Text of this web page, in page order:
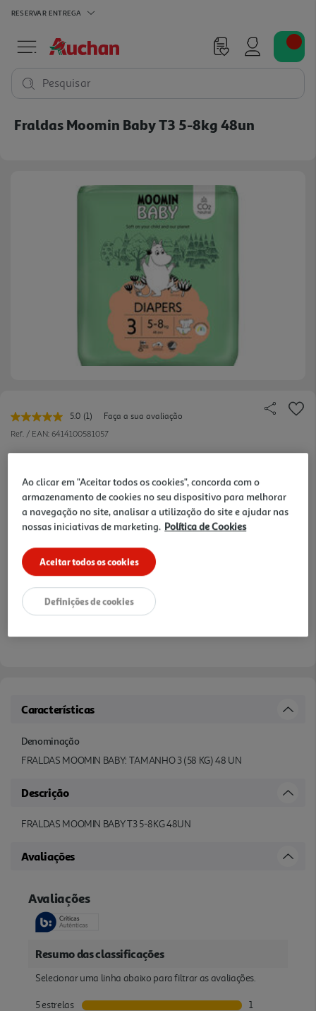
RESERVAR ENTREGA
Pesquisar
Fraldas Moomin Baby T3 5-8kg 48un
5.0 Leu
uma
Link
a
mesma
página.
(1)
Faça a sua avaliação
Ref. / EAN: 6414100581057
16,99 €
Notas de preparação
Características
Denominação
FRALDAS MOOMIN BABY: TAMANHO 3 (58 KG) 48 UN
Descrição
FRALDAS MOOMIN BABY T3 5-8KG 48UN
Avaliações
Ao clicar em "Aceitar todos os cookies", concorda com o
armazenamento de cookies no seu dispositivo para melhorar
a navegação no site, analisar a utilização do site e ajudar nas
nossas iniciativas de marketing. Política de Cookies
Aceitar todos os cookies
Definições de cookies